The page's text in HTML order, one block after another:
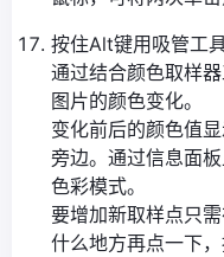
按住Alt键用吸管工
通过结合颜色取样
图片的颜色变化。
变化前后的颜色值
旁边。通过信息面
色彩模式。
要增加新取样点只
什么地方再点一下